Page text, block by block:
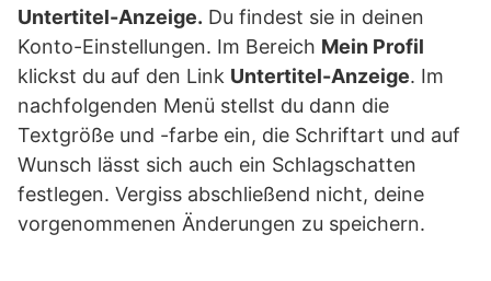
Untertitel-Anzeige. Du findest sie in deinen
Konto-Einstellungen. Im Bereich Mein Profil
klickst du auf den Link Untertitel-Anzeige. Im
nachfolgenden Menü stellst du dann die
Textgröße und -farbe ein, die Schriftart und auf
Wunsch lässt sich auch ein Schlagschatten
festlegen. Vergiss abschließend nicht, deine
vorgenommenen Änderungen zu speichern.